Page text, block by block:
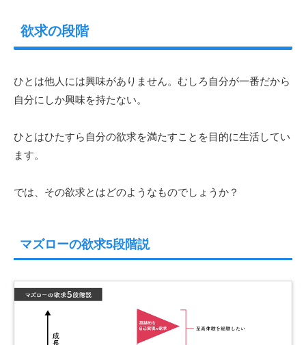
欲求の段階
ひとは他人には興味がありません。むしろ自分が一番だから
自分にしか興味を持たない。
ひとはひたすら自分の欲求を満たすことを目的に生活してい
ます。
では、その欲求とはどのようなものでしょうか？
マズローの欲求5段階説